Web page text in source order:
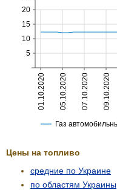
Цены на топливо
средние по Украине
по областям Украины